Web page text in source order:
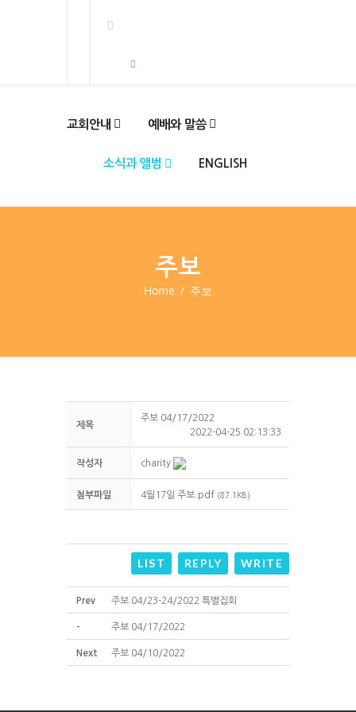
교회안내 예배와 말씀
소식과 앨범 ENGLISH
주보
Home 주보
제목
주보 04/17/2022
2022-04-25 02:13:33
작성자 charity
첨부파일 4월17일 주보.pdf (87.1KB)
LIST REPLY WRITE
Prev 주보 04/23-24/2022 특별집회
- 주보 04/17/2022
Next 주보 04/10/2022